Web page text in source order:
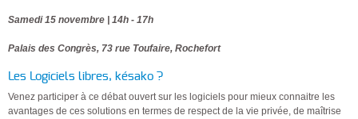
Samedi 15 novembre | 14h - 17h
Palais des Congrès, 73 rue Toufaire, Rochefort
Les Logiciels libres, késako ?
Venez participer à ce débat ouvert sur les logiciels pour mieux connaitre les
avantages de ces solutions en termes de respect de la vie privée, de maîtrise